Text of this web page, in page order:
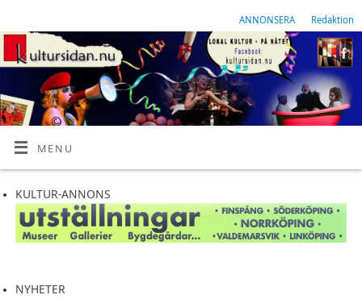
ANNONSERA Redaktion
MENU
KULTUR-ANNONS
NYHETER